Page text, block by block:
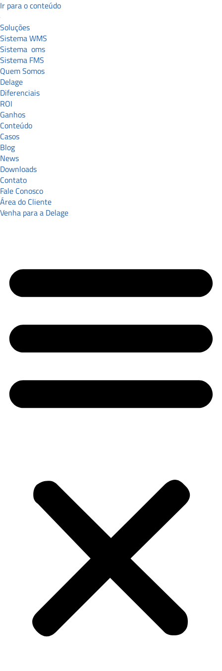
Ir para o conteúdo
Soluções
Sistema WMS
Sistema oms
Sistema FMS
Quem Somos
Delage
Diferenciais
ROI
Ganhos
Conteúdo
Casos
Blog
News
Downloads
Contato
Fale Conosco
Área do Cliente
Venha para a Delage